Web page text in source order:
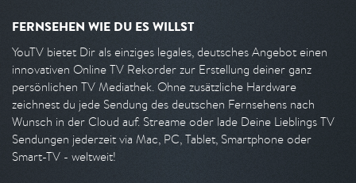
FERNSEHEN WIE DU ES WILLST
YouTV bietet Dir als einziges legales, deutsches Angebot einen
innovativen Online TV Rekorder zur Erstellung deiner ganz
persönlichen TV Mediathek. Ohne zusätzliche Hardware
zeichnest du jede Sendung des deutschen Fernsehens nach
Wunsch in der Cloud auf. Streame oder lade Deine Lieblings TV
Sendungen jederzeit via Mac, PC, Tablet, Smartphone oder
Smart-TV - weltweit!